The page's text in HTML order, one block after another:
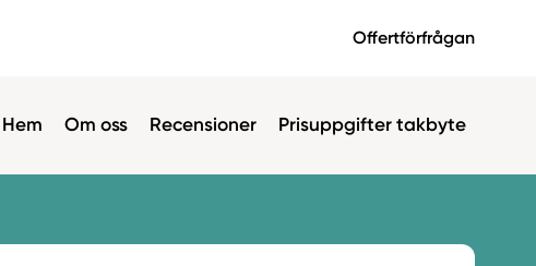
Offertförfrågan
Hem Om oss Recensioner Prisuppgifter takbyte